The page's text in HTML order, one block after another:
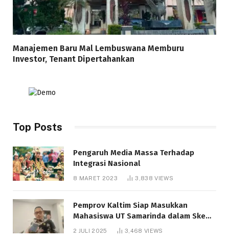
Manajemen Baru Mal Lembuswana Memburu
Investor, Tenant Dipertahankan
Top Posts
Pengaruh Media Massa Terhadap
Integrasi Nasional
8 MARET 2023 3,838VIEWS
Pemprov Kaltim Siap Masukkan
Mahasiswa UT Samarinda dalam Skema
Bantuan Pendidikan Gratispol
2 JULI 2025 3,468 VIEWS